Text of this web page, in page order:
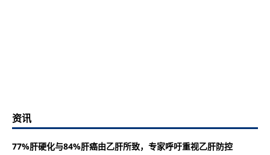
资讯
77%肝硬化与84%肝癌由乙肝所致，专家呼吁重视乙肝防控